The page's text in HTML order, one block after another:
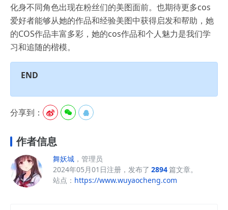
化身不同角色出现在粉丝们的美图面前。也期待更多cos
爱好者能够从她的作品和经验美图中获得启发和帮助，她
的COS作品丰富多彩，她的cos作品和个人魅力是我们学
习和追随的楷模。
END
分享到：   
作者信息
舞妖城 ，管理员
2024年05月01日注册，发布了 2894篇文章。
站点： https://www.wuyaocheng.com